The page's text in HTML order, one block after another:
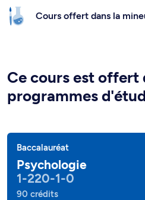
Cours offert dans la
Ce cours est offert
programmes
Baccalauréat
Psychologie
1-220-1-0
90 crédits